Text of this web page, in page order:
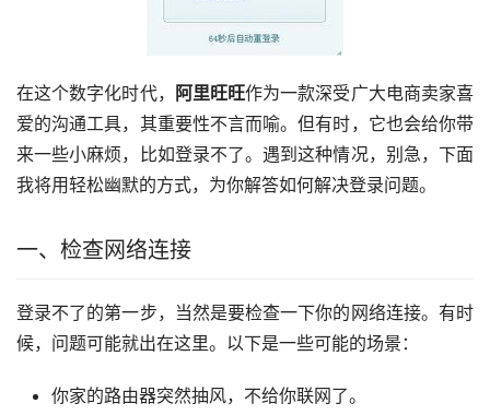
在这个数字化时代， 阿里旺旺作为一款深受广大电商卖家喜
爱的沟通工具，其重要性不言而喻。但有时，它也会给你带
来一些小麻烦，比如登录不了。遇到这种情况，别急，下面
我将用轻松幽默的方式，为你解答如何解决登录问题。
一、检查网络连接
登录不了的第一步，当然是要检查一下你的网络连接。有时
候，问题可能就出在这里。以下是一些可能的场景：
你家的路由器突然抽风，不给你联网了。